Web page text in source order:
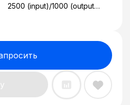
2500 (input)/1000 (output) -
использования
QOS, CPP, NFPP, PBR